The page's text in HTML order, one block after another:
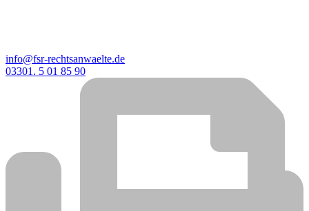
info@fsr-rechtsanwaelte.de
03301. 5 01 85 90